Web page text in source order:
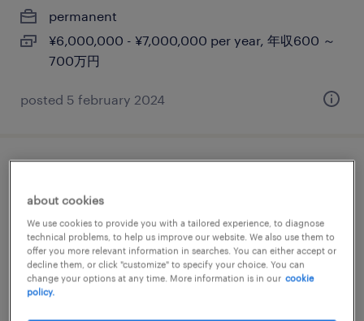
permanent
¥6,000,000 - ¥7,000,000 per year, 年収600 ～
700万円
posted 5 february 2024
permanent
¥9,000,000 - ¥21,000,000 per year, 年収900 ～
2,100万円
about cookies
We use cookies to provide you with a tailored experience, to diagnose
technical problems, to help us improve our website. We also use them to
offer you more relevant information in searches. You can either accept or
decline them, or click "customize" to specify your choice. You can
change your options at any time. More information is in our cookie
policy.